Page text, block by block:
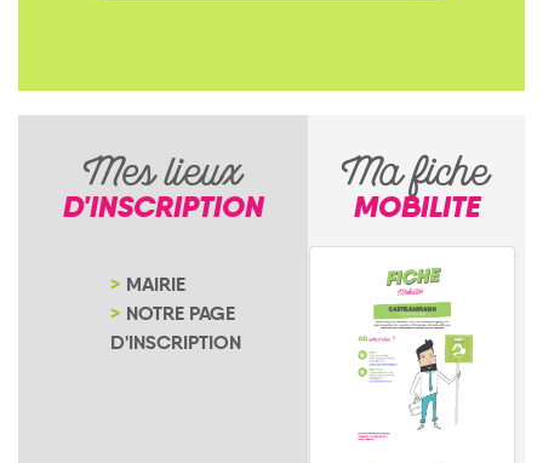
Mes lieux
D'INSCRIPTION
MAIRIE
NOTRE PAGE
D'INSCRIPTION
Ma fiche
MOBILITE